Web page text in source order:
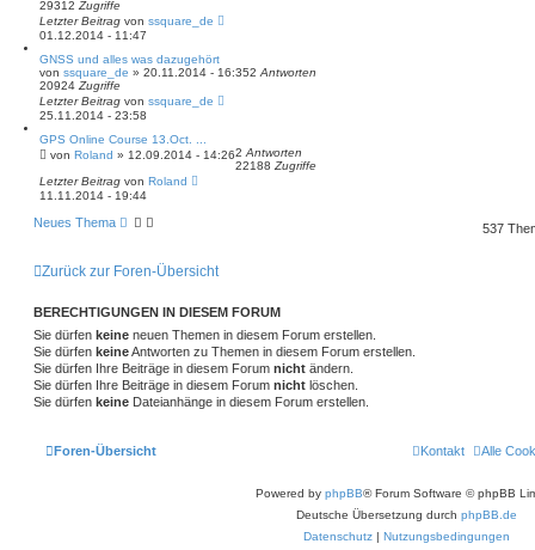
29312 Zugriffe
Letzter Beitrag von ssquare_de
01.12.2014 - 11:47
GNSS und alles was dazugehört
von ssquare_de » 20.11.2014 - 16:352 Antworten
20924 Zugriffe
Letzter Beitrag von ssquare_de
25.11.2014 - 23:58
GPS Online Course 13.Oct. ...
von Roland » 12.09.2014 - 14:262 Antworten
22188 Zugriffe
Letzter Beitrag von Roland
11.11.2014 - 19:44
Neues Thema 537
Zurück zur Foren-Übersicht
BERECHTIGUNGEN IN DIESEM FORUM
Sie dürfen keine neuen Themen in diesem Forum erstellen.
Sie dürfen keineAntworten zu Themen in diesem Forum erstellen.
Sie dürfen Ihre Beiträge in diesem Forum nicht ändern.
Sie dürfen Ihre Beiträge in diesem Forum nicht löschen.
Sie dürfen keine Dateianhänge in diesem Forum erstellen.
Foren-Übersicht Alle
Kontakt
Powered by phpBB® Forum Software © phpBB
Deutsche Übersetzung durch phpBB.de
Datenschutz | Nutzungsbedingungen